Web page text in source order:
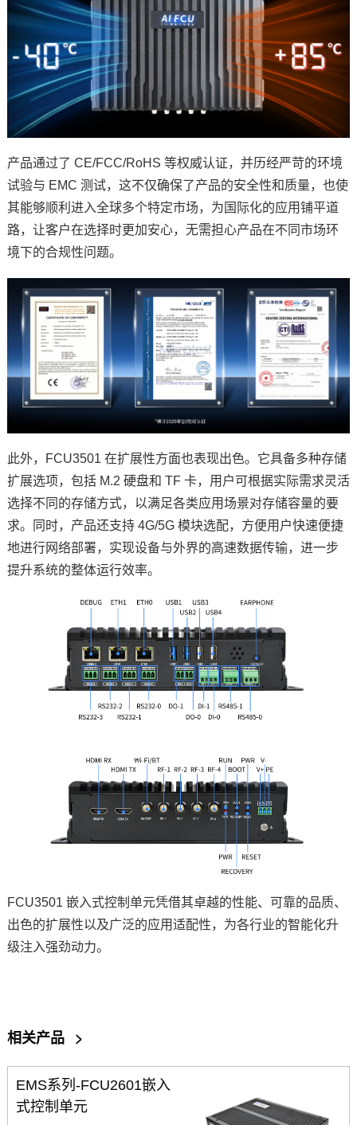
产品通过了 CE/FCC/RoHS 等权威认证，并历经严苛的环境
试验与 EMC 测试，这不仅确保了产品的安全性和质量，也使
其能够顺利进入全球多个特定市场，为国际化的应用铺平道
路，让客户在选择时更加安心，无需担心产品在不同市场环
境下的合规性问题。
此外，FCU3501 在扩展性方面也表现出色。它具备多种存储
扩展选项，包括 M.2 硬盘和 TF 卡，用户可根据实际需求灵活
选择不同的存储方式，以满足各类应用场景对存储容量的要
求。同时，产品还支持 4G/5G 模块选配，方便用户快速便捷
地进行网络部署，实现设备与外界的高速数据传输，进一步
提升系统的整体运行效率。
FCU3501 嵌入式控制单元凭借其卓越的性能、可靠的品质、
出色的扩展性以及广泛的应用适配性，为各行业的智能化升
级注入强劲动力。
相关产品 >
EMS系列-FCU2601嵌入
式控制单元